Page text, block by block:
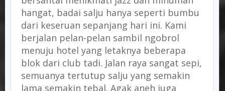
hangat, badai salju hanya seperti bumbu
dari keseruan sepanjang hari ini. Kami
berjalan pelan-pelan sambil ngobrol
menuju hotel yang letaknya beberapa
blok dari club tadi. Jalan raya sangat sepi,
semuanya tertutup salju yang semakin
lama semakin tebal. Agak aneh juga